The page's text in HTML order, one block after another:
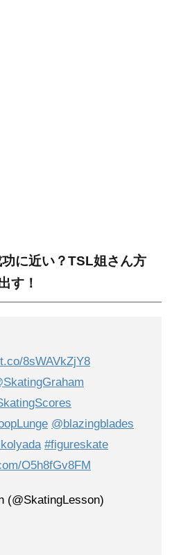
に近い？TSL姐さん方
す！
8sWAVkZjY8
@blazingblades
#figureskate
O5h8fGv8FM
(@SkatingLesson)